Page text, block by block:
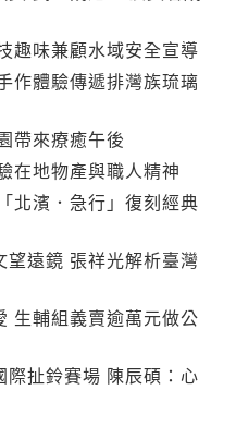
趣味兼顧水域安全宣導
作體驗傳遞排灣族琉璃
帶來療癒午後
地物產與職人精神
濱．急行」復刻經典
遠鏡 張祥光解析臺灣
生輔組義賣逾萬元做公
扯鈴賽場 陳辰碩：心